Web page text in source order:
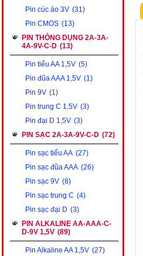
Pin cúc áo 3V (31)
Pin CMOS (13)
PIN THÔNG DỤNG 2A-3A-
4A-9V-C-D (13)
Pin tiểu AA 1,5V (5)
Pin đũa AAA 1,5V (1)
Pin 9V (1)
Pin trung C 1,5V (3)
Pin đại D 1,5V (3)
PIN SẠC 2A-3A-9V-C-D (72)
Pin sạc tiểu AA (27)
Pin sạc đũa AAA (26)
Pin sạc 9V (8)
Pin sạc trung C (4)
Pin sạc đại D (3)
PIN ALKALINE AA-AAA-C-
D-9V 1,5V (89)
Pin Alkaline AA 1,5V (27)